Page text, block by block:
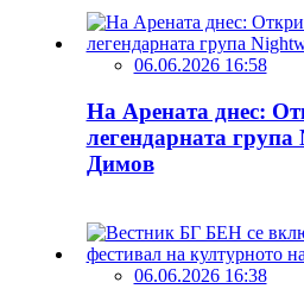
06.06.2026 16:58
На Арената днес:
легендарната
Димов
06.06.2026 16:38